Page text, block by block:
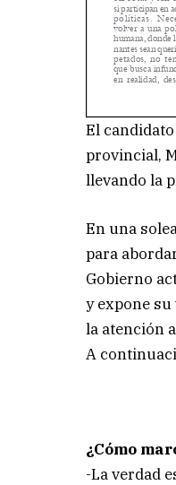
El
provincial,
llevando la
En una
para
Gobierno
y expone
la atención
A
¿Cómo
-La verdad